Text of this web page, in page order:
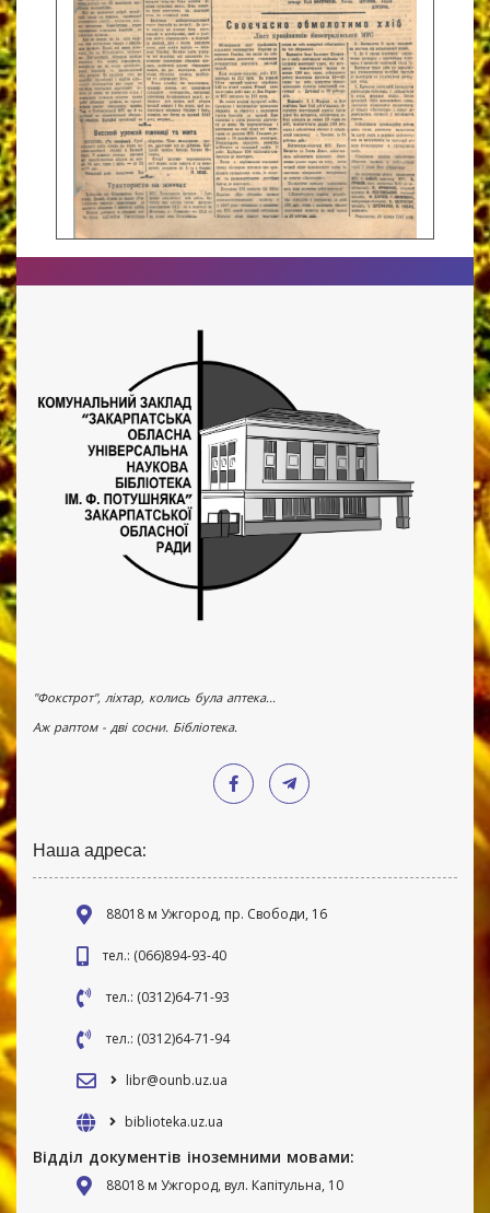
"Фокстрот", ліхтар, колись була аптека...
Аж раптом - дві сосни. Бібліотека.
Наша адреса:
88018 м Ужгород, пр. Свободи, 16
тел.: (066)894-93-40
тел.: (0312)64-71-93
тел.: (0312)64-71-94
libr@ounb.uz.ua
biblioteka.uz.ua
Відділ документів іноземними мовами:
88018 м Ужгород, вул. Капітульна, 10